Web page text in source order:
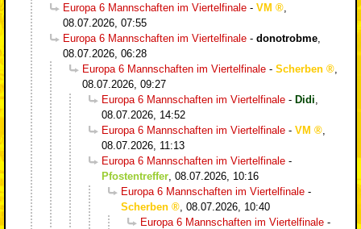
Europa 6 Mannschaften im Viertelfinale - VM
08.07.2026, 07:55
Europa 6 Mannschaften im Viertelfinale - donotrobme
08.07.2026, 06:28
Europa 6 Mannschaften im Viertelfinale - Scherben
08.07.2026, 09:27
Europa 6 Mannschaften im Viertelfinale - Didi
08.07.2026, 14:52
Europa 6 Mannschaften im Viertelfinale - VM
08.07.2026, 11:13
Europa 6 Mannschaften im Viertelfinale -
Pfostentreffer 08.07.2026, 10:16
Europa 6 Mannschaften im Viertelfinale -
Scherben
08.07.2026, 10:40
Europa 6 Mannschaften im Viertelfinale -